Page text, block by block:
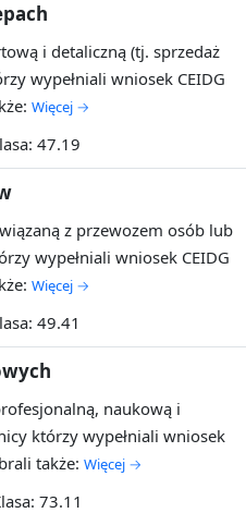
i detaliczną (tj. sprzedaż
wypełniali wniosek CEIDG
Więcej →
47.19
z przewozem osób lub
wypełniali wniosek CEIDG
Więcej →
49.41
naukową i
którzy wypełniali wniosek
także: Więcej →
73.11